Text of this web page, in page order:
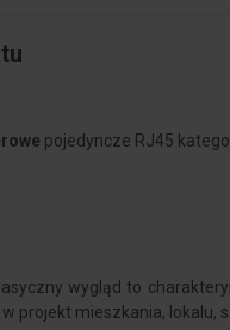
pojedyncze RJ45
wygląd to
projekt mieszkania, lokalu,